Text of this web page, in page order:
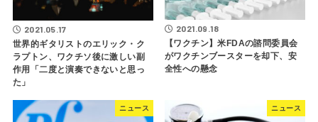
2021.05.17
世界的ギタリストのエリック・ク
ラプトン、ワクチソ後に激しい副
作用「二度と演奏できないと思っ
た」
2021.09.18
【ワクチン】米FDAの諮問委員会
がワクチンブースターを却下、安
全性への懸念
ニュース ニュース